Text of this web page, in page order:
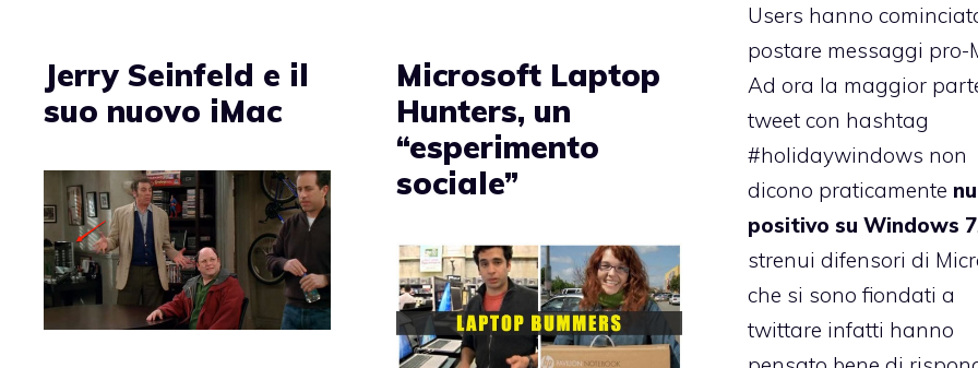
Users hanno
postare messaggi pro-
Ad ora la maggior
tweet con hashtag
#holidaywindows non
dicono praticamente
positivo su Windows 7
strenui difensori di
che si sono fiondati a
twittare infatti hanno
Jerry Seinfeld e il
suo nuovo iMac
Microsoft Laptop
Hunters, un
“esperimento
sociale”